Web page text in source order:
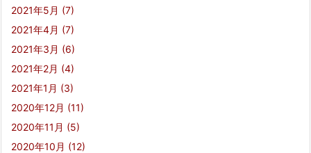
2021年5月 (7)
2021年4月 (7)
2021年3月 (6)
2021年2月 (4)
2021年1月 (3)
2020年12月 (11)
2020年11月 (5)
2020年10月 (12)